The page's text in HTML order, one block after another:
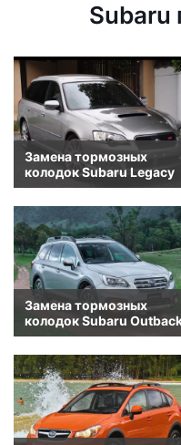
Subaru
Замена тормозных
колодок Subaru Legacy
Замена тормозных
колодок Subaru